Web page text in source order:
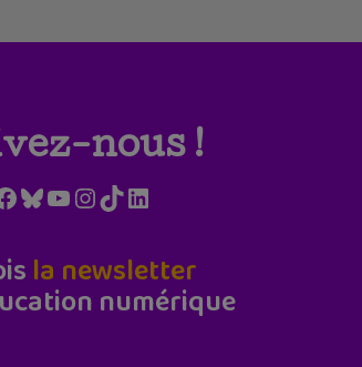
nous !
Bluesky
YouTube
Instagram
TikTokLinkedIn
la newsletter
numérique